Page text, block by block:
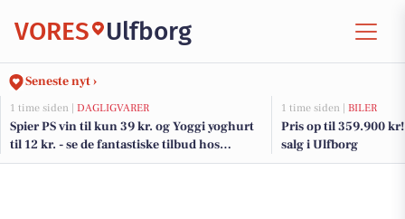
VORES Ulfborg
Seneste nyt ›
1 time siden | DAGLIGVARER
Spier PS vin til kun 39 kr. og Yoggi yoghurt
til 12 kr. - se de fantastiske tilbud hos
DagliBrugsen
1 time siden | BILER
Pris op til 359.900
salg i Ulfborg